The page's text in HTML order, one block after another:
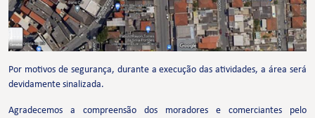
Por motivos de segurança, durante a execução das atividades, a área será
devidamente sinalizada.
Agradecemos a compreensão dos moradores e comerciantes pelo